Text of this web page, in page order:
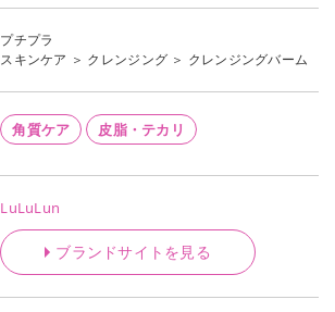
プチプラ
スキンケア ＞ クレンジング ＞ クレンジングバーム
角質ケア 皮脂・テカリ
LuLuLun
ブランドサイトを見る